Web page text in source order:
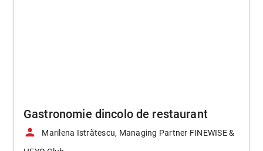
Gastronomie dincolo de restaurant
person
Marilena Istrătescu, Managing Partner FINEWISE &